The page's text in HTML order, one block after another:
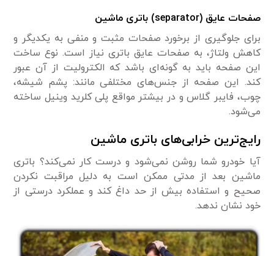
صفحات عایق(
separator) باتری ماشین
برای جلوگیری از برخورد صفحات مثبت و منفی به یکدیگر و
کاهش ولتاژ، به صفحات عایق باتری نیاز است. نوع ساخت
این صفحه باید به گونه‌ای باشد که الکترولیت از آن عبور
کند. این صفحه از جنس‌های مختلفی مانند: پشم شیشه،
چوب، فایبر گلاس و در بیشتر مواقع پلی کلرید وینیل ساخته
می‌شود.
رایج‌ترین خرابی‌های باتری ماشین
آیا خودرو شما روشن نمی‌شود و درست کار نمی‌کند؟ باتری
ماشین بعد از مدتی ممکن است به دلیل مراقبت نکردن
صحیح و استفاده بیش از حد داغ کند و عملکرد درستی از
خود نشان ندهد.